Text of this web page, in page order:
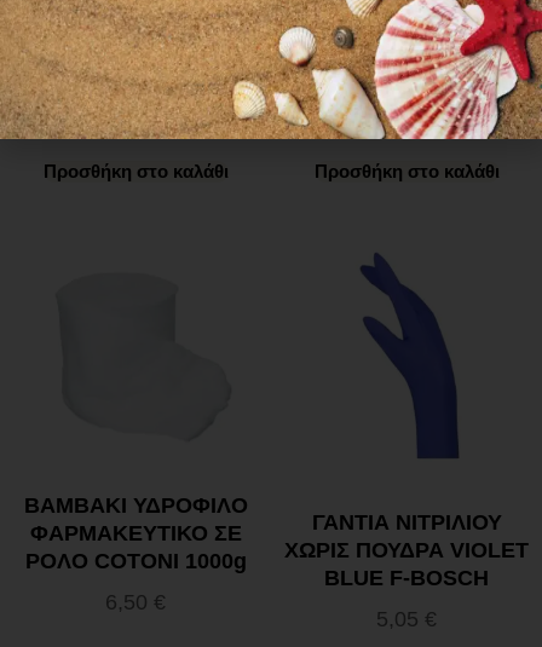
ΦΟΥΣΤΑ ΕΞΕΤΑΣΤΙΚΗ
NonWoven
0,45€
Προσθήκη στο καλάθι
ΠΡΟΦΥΛΑΚΤΙΚΑ
ΚΕΦΑΛΗΣ ΥΠΕΡΗΧΟΥ
ΧΩΡΙΣ ΛΙΠΑΝΤΙΚΟ
13,05€
Προσθήκη στο καλάθι
ΒΑΜΒΑΚΙ ΥΔΡΟΦΙΛΟ
ΦΑΡΜΑΚΕΥΤΙΚΟ ΣΕ
ΡΟΛΟ COTONI 1000g
6,50 €
ΓΑΝΤΙΑ ΝΙΤΡΙΛΙΟΥ
ΧΩΡΙΣ ΠΟΥΔΡΑ VIOLET
BLUE F-BOSCH
5,05 €